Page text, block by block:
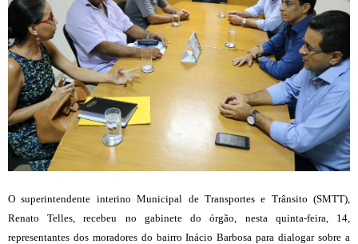
O superintendente interino Municipal de Transportes e Trânsito (SMTT),
Renato Telles, recebeu no gabinete do órgão, nesta quinta-feira, 14,
representantes dos moradores do bairro Inácio Barbosa para dialogar sobre a